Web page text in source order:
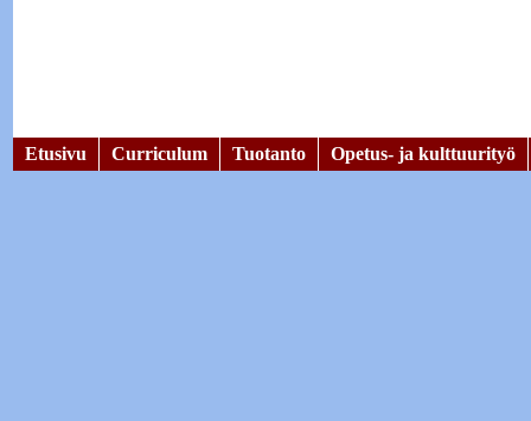
Etusivu Curriculum Tuotanto Opetus- ja kulttuurityö